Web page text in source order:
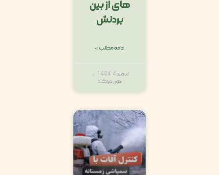
های از بین
بردنش
ادامه مطلب »
اسفند 4, 1404
بدون دیدگاه